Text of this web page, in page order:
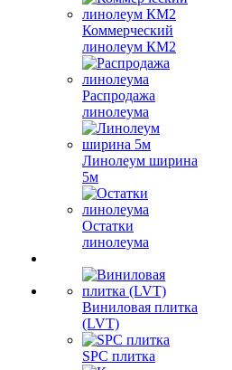
Коммерческий
линолеум КМ2
Распродажа
линолеума
Линолеум ширина
5м
Остатки
линолеума
Виниловая плитка
(LVT)
SPC плитка